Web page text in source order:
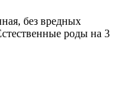
без вредных
роды на 3